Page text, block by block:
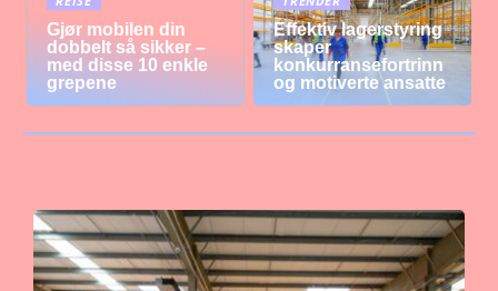
Gjør mobilen din
dobbelt så sikker –
med disse 10 enkle
grepene
Effektiv lagerstyring
skaper
konkurransefortrinn
og motiverte ansatte